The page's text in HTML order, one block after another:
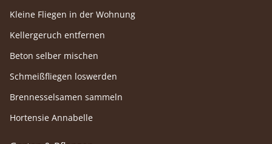
Kleine Fliegen in der Wohnung
Kellergeruch entfernen
Beton selber mischen
Schmeißfliegen loswerden
Brennesselsamen sammeln
Hortensie Annabelle